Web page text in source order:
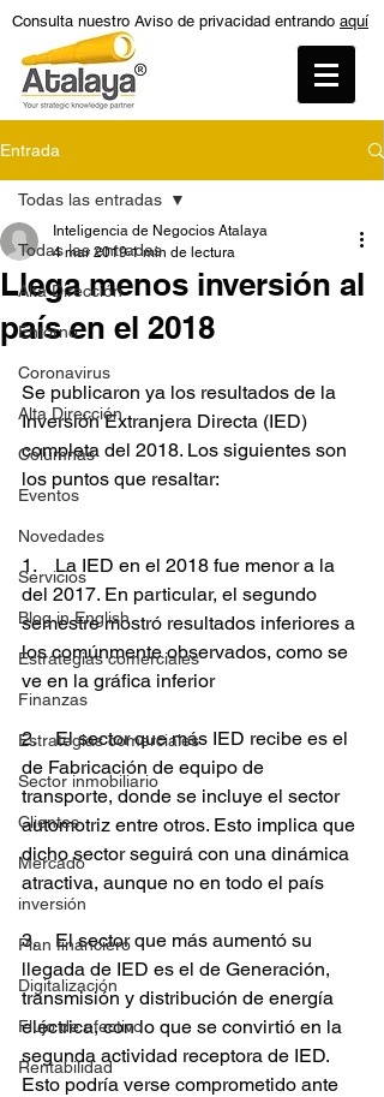
Consulta nuestro Aviso de privacidad entrando aquí
Entrada
Todas las entradas
Alta Dirección
Entorno
Coronavirus
Alta Dirección
Columnas
Eventos
Novedades
Servicios
Blog in English
Estrategias comerciales
Finanzas
Estrategias comerciales
Sector inmobiliario
Clientes
Mercado
inversión
Plan financiero
Digitalización
Flujo de efectivo
Rentabilidad
Todas las entradas
Llega menos inversión al
país en el 2018
Inteligencia de Negocios Atalaya
4 mar 2019 1 min de lectura
Se publicaron ya los resultados de la
Inversión Extranjera Directa (IED)
completa del 2018. Los siguientes son
los puntos que resaltar:
1.    La IED en el 2018 fue menor a la
del 2017. En particular, el segundo
semestre mostró resultados inferiores a
los comúnmente observados, como se
ve en la gráfica inferior
2.    El sector que más IED recibe es el
de Fabricación de equipo de
transporte, donde se incluye el sector
automotriz entre otros. Esto implica que
dicho sector seguirá con una dinámica
atractiva, aunque no en todo el país
3.    El sector que más aumentó su
llegada de IED es el de Generación,
transmisión y distribución de energía
eléctrica, con lo que se convirtió en la
segunda actividad receptora de IED.
Esto podría verse comprometido ante